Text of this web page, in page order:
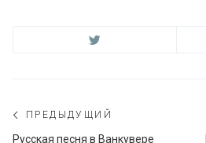
Навигация
ПРЕДЫДУЩИЙ
Предыдущий
Русская песня в Ванкувере